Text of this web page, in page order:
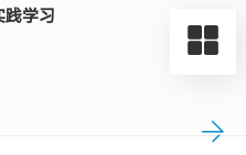
践学习